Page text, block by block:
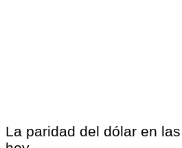
La paridad del dólar en